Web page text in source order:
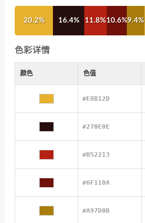
20.2% 16.4% 11.8%10.6%9.4%
色彩详情
颜色 色值
#E8B12D
#270E0E
#B52213
#6F110A
#A97D0B